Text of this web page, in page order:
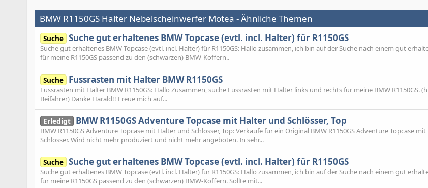
BMW R1150GS Halter Nebelscheinwerfer Motea - Ähnliche Themen
Suche Suche gut erhaltenes BMW Topcase (evtl. incl. Halter) für R1150GS
Suche gut erhaltenes BMW Topcase (evtl. incl. Halter) für R1150GS: Hallo zusammen, ich bin auf der Suche nach einem gut
für meine R1150GS passend zu den (schwarzen) BMW-Koffern..
Suche Fussrasten mit Halter BMW R1150GS
Fussrasten mit Halter BMW R1150GS: Hallo Zusammen, suche Fussrasten mit Halter links und rechts für meine BMW R1150GS.
Beifahrer) Danke Harald!! Freue mich auf...
Erledigt BMW R1150GS Adventure Topcase mit Halter und Schlösser, Top
BMW R1150GS Adventure Topcase mit Halter und Schlösser, Top: Verkaufe für ein Original BMW R1150GS Adventure Topcase
Schlösser. Wird nicht mehr produziert und nicht mehr angeboten. In sehr...
Suche Suche gut erhaltenes BMW Topcase (evtl. incl. Halter) für R1150GS
Suche gut erhaltenes BMW Topcase (evtl. incl. Halter) für R1150GS: Hallo zusammen, ich bin auf der Suche nach einem gut
für meine R1150GS passend zu den (schwarzen) BMW-Koffern. Sollte mit...